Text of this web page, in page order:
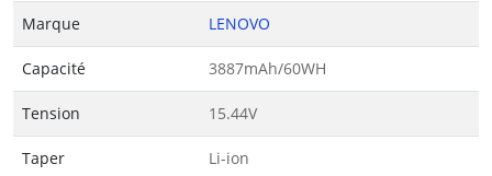
Marque LENOVO
Capacité 3887mAh/60WH
Tension 15.44V
Taper Li-ion